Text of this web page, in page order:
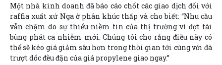
Một nhà kinh doanh đã báo cáo chốt các giao dịch đối với
raffia xuất xứ Nga ở phân khúc thấp và cho biết: “Nhu cầu
vẫn chậm do sự thiếu niềm tin của thị trường vì đợt tái
bùng phát ca nhiễm mới. Chúng tôi cho rằng điều này có
thể sẽ kéo giá giảm sâu hơn trong thời gian tới cùng với đà
trượt dốc đều đặn của giá propylene giao ngay.”